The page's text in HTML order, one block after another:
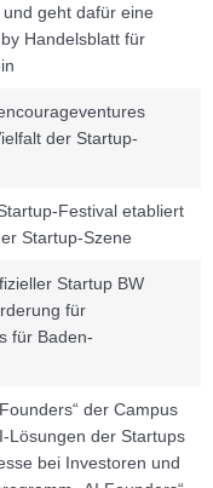
geht dafür eine
Handelsblatt für
der Startup-
Festival etabliert
Startup-Szene
Startup BW
für
für Baden-
der Campus
Lösungen der Startups
bei Investoren und